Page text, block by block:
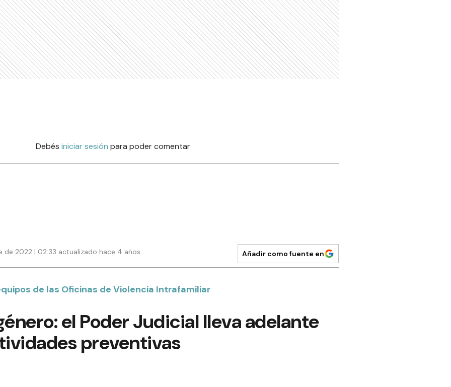
Debés iniciar sesión para poder comentar
de 2022 | 02:33 actualizado hace 4 años Añadir como fuente en
de las Oficinas de Violencia Intrafamiliar
el Poder Judicial lleva adelante
preventivas